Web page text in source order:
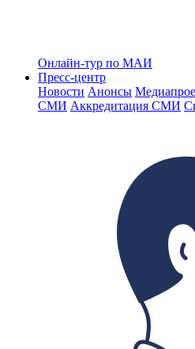
Онлайн-тур по МАИ
Пресс-центр
Новости Анонсы
СМИ Аккредитация СМИ